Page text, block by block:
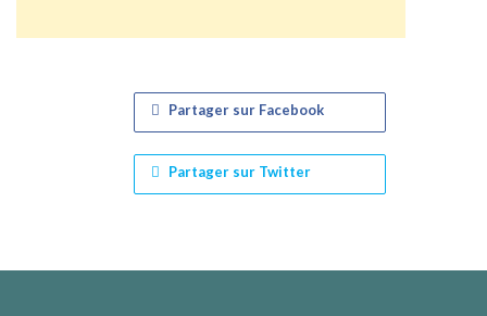
Partager sur Facebook
Partager sur Twitter